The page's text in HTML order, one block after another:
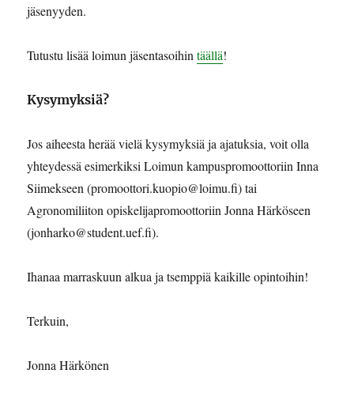
jäsenyyden.
Tutustu lisää loimun jäsentasoihintäällä!
Kysymyksiä?
Jos aiheesta herää vielä kysymyksiä ja ajatuksia, voit olla
yhteydessä esimerkiksi Loimun kampuspromoottoriin Inna
Siimekseen (promoottori.kuopio@loimu.fi) tai
Agronomiliiton opiskelijapromoottoriin Jonna Härköseen
(jonharko@student.uef.fi).
Ihanaa marraskuun alkua ja tsemppiä kaikille opintoihin!
Terkuin,
Jonna Härkönen